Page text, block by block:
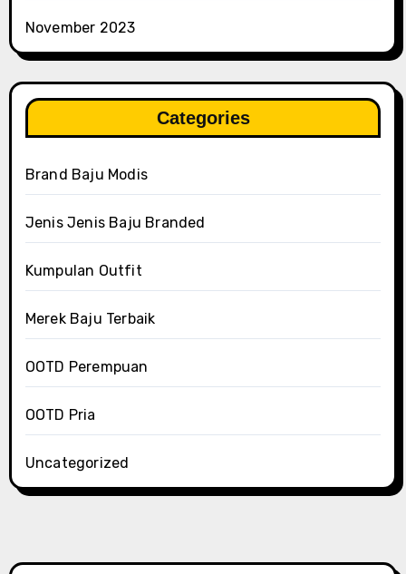
November 2023
Categories
Brand Baju Modis
Jenis Jenis Baju Branded
Kumpulan Outfit
Merek Baju Terbaik
OOTD Perempuan
OOTD Pria
Uncategorized